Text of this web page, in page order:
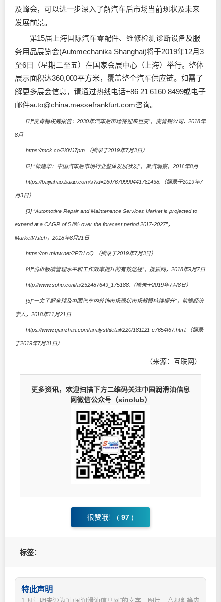
及峰会，可以进一步深入了解汽车后市场当前现状及未来
发展前景。
第15届上海国际汽车零配件、维修检测诊断设备及服
务用品展览会(Automechanika Shanghai)将于2019年12月3
至6日（星期二至五）在国家会展中心（上海）举行。整体
展示面积达360,000平方米，覆盖整个汽车供应链。如需了
解更多展会信息，请通过热线电话+86 21 6160 8499或电子
邮件auto@china.messefrankfurt.com咨询。
[1]“麦肯锡权威报告：2030年汽车后市场将迎来巨变”，麦肯锡公司，2018年
8月
https://mck.co/2KNJ7pm.（摘录于2019年7月3日）
[2] “师建华：中国汽车后市场行业整体发展状况”，聚汽观察，2018年8月
https://baijiahao.baidu.com/s?id=1607670990441781438.（摘录于2019年7
月3日）
[3] “Automotive Repair and Maintenance Services Market is projected to
expand at a CAGR of 5.8% over the forecast period 2017-2027”，
MarketWatch，2018年8月21日
https://on.mktw.net/2PTrLcQ.（摘录于2019年7月3日）
[4]“浅析钣喷管理水平和工作效率提升的有效途径”，搜狐网，2018年9月7日
http://www.sohu.com/a/252487649_175188.（摘录于2019年7月8日）
[5]“一文了解全球及中国汽车内外饰市场现状市场规模持续提升”，前瞻经济
学人，2018年11月21日
https://www.qianzhan.com/analyst/detail/220/181121-c7654f67.html.（摘录
于2019年7月31日）
（来源：互联网）
更多资讯，欢迎扫描下方二维码关注中国润滑油信息
网微信公众号（sinolub）
很赞哦！ ( 97 )
标签：
特此声明
1.凡注明来源为“中国润滑油信息网”的文字、图片、音视频等内